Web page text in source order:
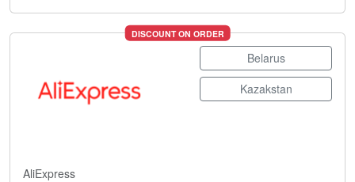
DISCOUNT ON ORDER
Belarus
Kazakstan
AliExpress